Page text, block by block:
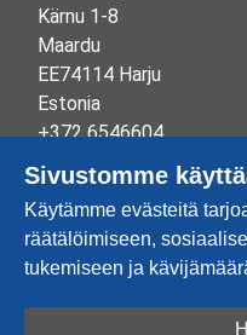
Kärnu 1-8
Maardu
EE74114 Harju
Estonia
+372 6546604
info@johnberger.ee
Reg.nr 10265834
EE100332513
Sivustomme
Käytämme evästeitä
räätälöimiseen,
tukemiseen ja